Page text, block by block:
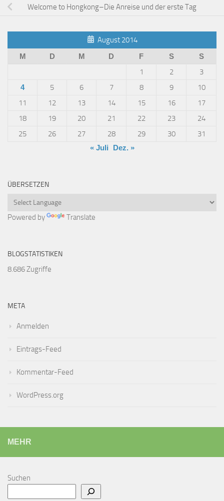
Welcome to Hongkong–Die Anreise und der erste Tag
August 2014
M D M D F S S
1 2 3
4 5 6 7 8 9
10
11
12 13 14 15 16
17
18
19 20 21 22 23
24
25
26 27 28 29 30 31
« Juli Dez. »
ÜBERSETZEN
Powered by Translate
BLOGSTATISTIKEN
8.686 Zugriffe
META
Anmelden
Eintrags-Feed
Kommentar-Feed
WordPress.org
MEHR
Suchen